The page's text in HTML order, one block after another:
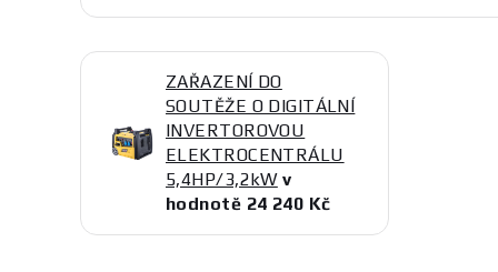
ZAŘAZENÍ DO
SOUTĚŽE O DIGITÁLNÍ
INVERTOROVOU
ELEKTROCENTRÁLU
5,4HP/3,2kW v
hodnotě 24 240 Kč